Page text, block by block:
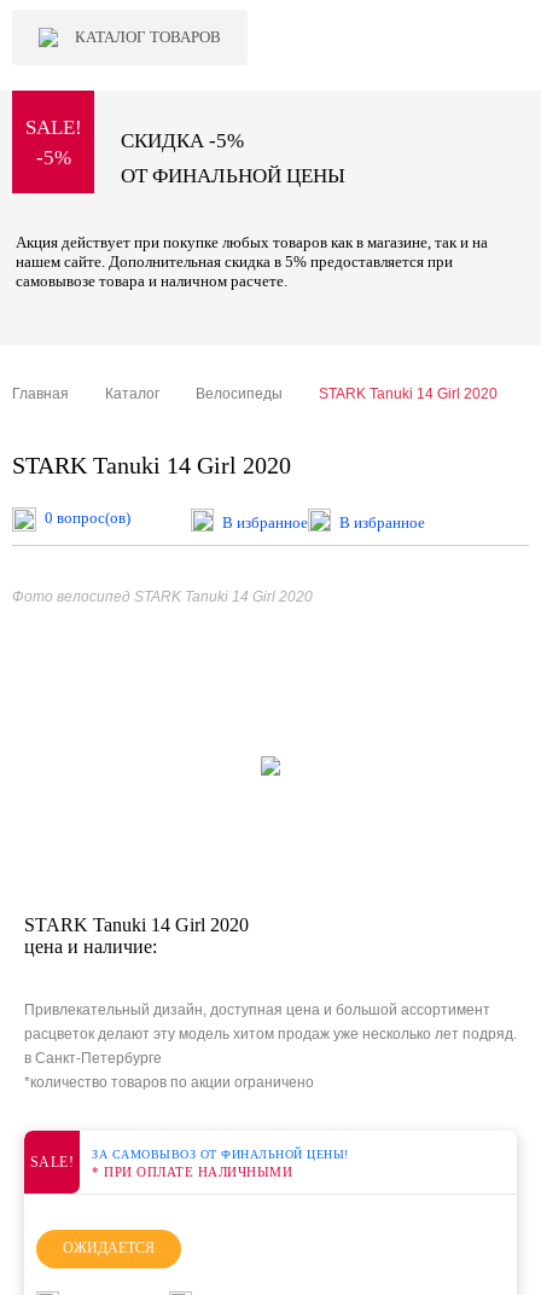
КАТАЛОГ ТОВАРОВ
SALE!
-5%
СКИДКА -5%
ОТ ФИНАЛЬНОЙ ЦЕНЫ
Акция действует при покупке любых товаров как в магазине, так и на
нашем сайте. Дополнительная скидка в 5% предоставляется при
самовывозе товара и наличном расчете.
Главная Каталог Велосипеды STARK Tanuki 14 Girl 2020
STARK Tanuki 14 Girl 2020
0 вопрос(ов) В избранное В избранное
Фото велосипед STARK Tanuki 14 Girl 2020
STARK Tanuki 14 Girl 2020
цена и наличие:
Привлекательный дизайн, доступная цена и большой ассортимент
расцветок делают эту модель хитом продаж уже несколько лет подряд.
в Санкт-Петербурге
*количество товаров по акции ограничено
SALE! ЗА САМОВЫВОЗ ОТ ФИНАЛЬНОЙ ЦЕНЫ!
* ПРИ ОПЛАТЕ НАЛИЧНЫМИ
ОЖИДАЕТСЯ